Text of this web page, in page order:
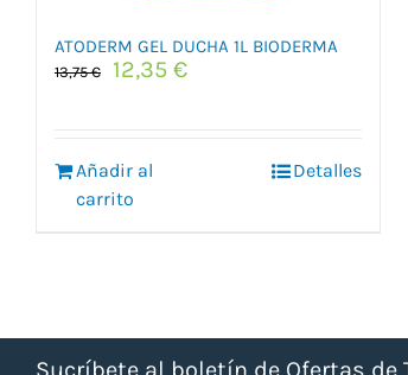
ATODERM GEL DUCHA 1L BIODERMA
13,75€
El
13,75 €.
12,35 €El
Añadir al
carrito
Detalles
Sucríbete al boletín de Ofertas de